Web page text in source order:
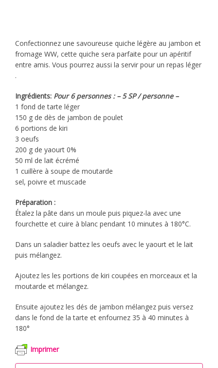
Confectionnez une savoureuse quiche légère au jambon et
fromage WW, cette quiche sera parfaite pour un apéritif
entre amis. Vous pourrez aussi la servir pour un repas léger
.
Ingrédients: Pour 6 personnes : – 5 SP / personne –
1 fond de tarte léger
150 g de dès de jambon de poulet
6 portions de kiri
3 oeufs
200 g de yaourt 0%
50 ml de lait écrémé
1 cuillère à soupe de moutarde
sel, poivre et muscade
Préparation :
Étalez la pâte dans un moule puis piquez-la avec une
fourchette et cuire à blanc pendant 10 minutes à 180°C.
Dans un saladier battez les oeufs avec le yaourt et le lait
puis mélangez.
Ajoutez les les portions de kiri coupées en morceaux et la
moutarde et mélangez.
Ensuite ajoutez les dés de jambon mélangez puis versez
dans le fond de la tarte et enfournez 35 à 40 minutes à
180°
Imprimer